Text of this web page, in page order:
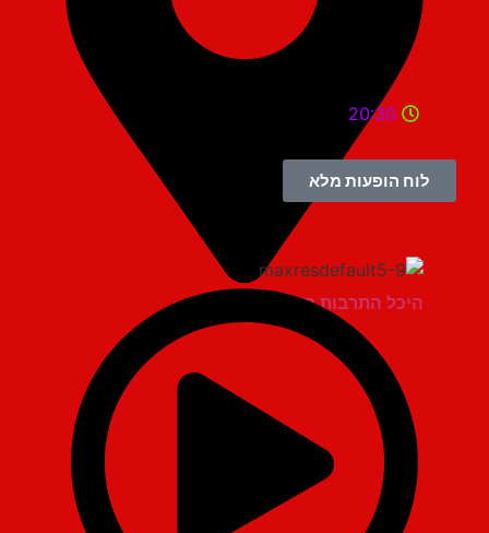
היכל התרבות ראשון לציון
20:30
לוח הופעות מלא